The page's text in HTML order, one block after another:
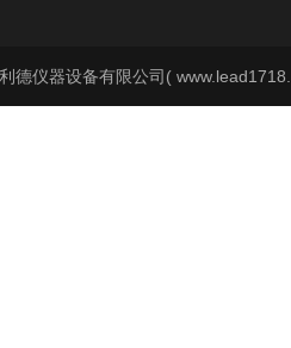
德仪器设备有限公司(